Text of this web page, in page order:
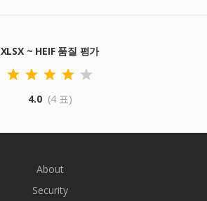
XLSX ~ HEIF 품질 평가
4.0 (4 표)
About
Security